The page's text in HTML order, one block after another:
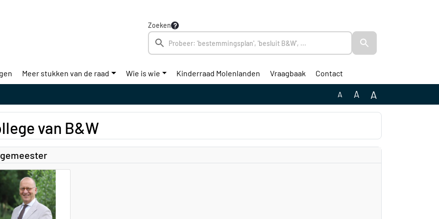
Zoeken
Meer stukken van de raad Wie is wie Kinderraad Molenlanden Vraagbaak Contact
A A A
van B&W